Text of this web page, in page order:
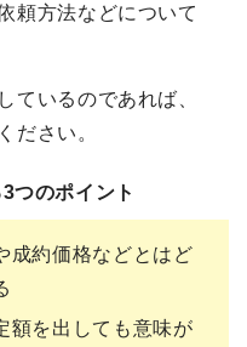
頼方法などについて
ているのであれば、
ださい。
つのポイント
成約価格などとはど
額を出しても意味が